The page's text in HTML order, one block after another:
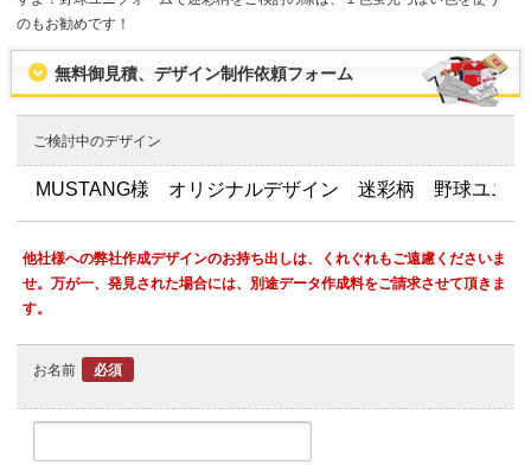
のもお勧めです！
無料御見積、デザイン制作依頼フォーム
ご検討中のデザイン
他社様への弊社作成デザインのお持ち出しは、くれぐれもご遠慮くださいま
せ。万が一、発見された場合には、別途データ作成料をご請求させて頂きま
す。
お名前 必須